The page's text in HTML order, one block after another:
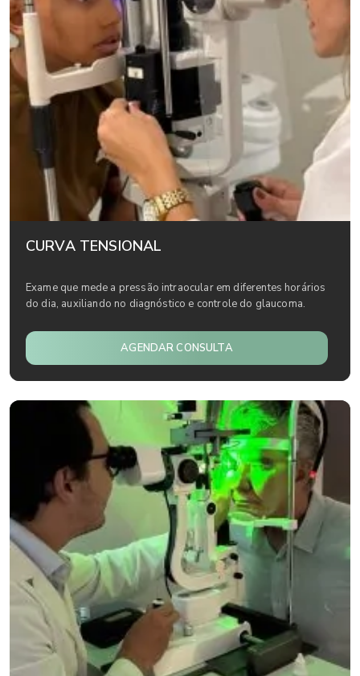
CURVA TENSIONAL
Exame que mede a pressão intraocular em diferentes horários
do dia, auxiliando no diagnóstico e controle do glaucoma.
AGENDAR CONSULTA